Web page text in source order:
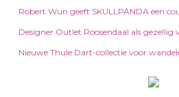
Robert Wun geeft SKULLPANDA een
Designer Outlet Roosendaal als
Nieuwe Thule Dart-collectie voor